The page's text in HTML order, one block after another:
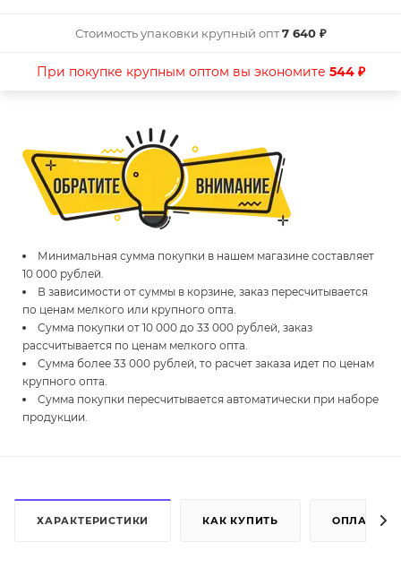
Стоимость упаковки крупный опт7 640 ₽
При покупке крупным оптом вы экономите 544 ₽
Минимальная сумма покупки в нашем магазине составляет
10 000 рублей.
В зависимости от суммы в корзине, заказ пересчитывается
по ценам мелкого или крупного опта.
Сумма покупки от 10 000 до 33 000 рублей, заказ
рассчитывается по ценам мелкого опта.
Сумма более 33 000 рублей, то расчет заказа идет по ценам
крупного опта.
Сумма покупки пересчитывается автоматически при наборе
продукции.
ХАРАКТЕРИСТИКИ КАК КУПИТЬ ОПЛАТА